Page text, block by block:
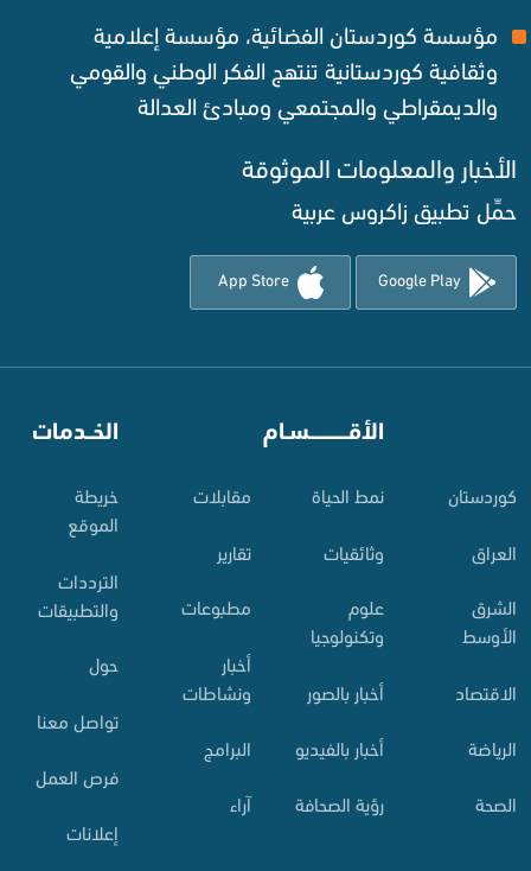
مؤسسة كوردستان الفضائية، مؤسسة إعلامية
وثقافية كوردستانية تنتهج الفكر الوطني والقومي
والديمقراطي والمجتمعي ومبادئ العدالة ‌
الأخبار والمعلومات الموثوقة‌
حمِّل تطبيق زاكروس عربية
Google Play
App Store
کوردستان
العراق
الشرق
الأوسط
الاقتصاد
الرياضة
الصحة
الأقـــــــــــسـام
نمط الحياة
وثائقيات
علوم
وتكنولوجيا
أخبار بالصور
أخبار بالفيديو
رؤية الصحافة
مقابلات
تقارير
مطبوعات
أخبار
ونشاطات
البرامج
آراء
الخــدمات
خريطة
الموقع
الترددات
والتطبيقات
حول
تواصل معنا
فرص العمل
إعلانات